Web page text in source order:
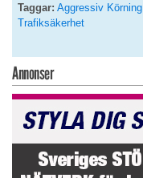
Taggar: Aggressiv Körning
Trafiksäkerhet
Annonser